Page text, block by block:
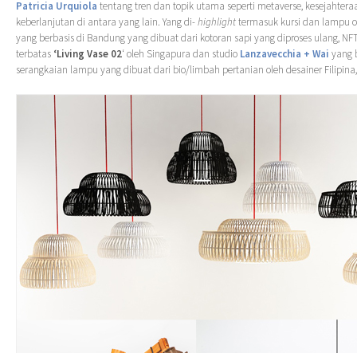
Patricia Urquiola tentang tren dan topik utama seperti metaverse,
keberlanjutan di antara yang lain. Yang di-highlighttermasuk kursi dan lampu
yang berbasis di Bandung yang dibuat dari kotoran sapi yang diproses ulang,
terbatas ‘Living Vase 02‘ oleh Singapura dan studio Lanzavecchia + Wai yang
serangkaian lampu yang dibuat dari bio/limbah pertanian oleh desainer